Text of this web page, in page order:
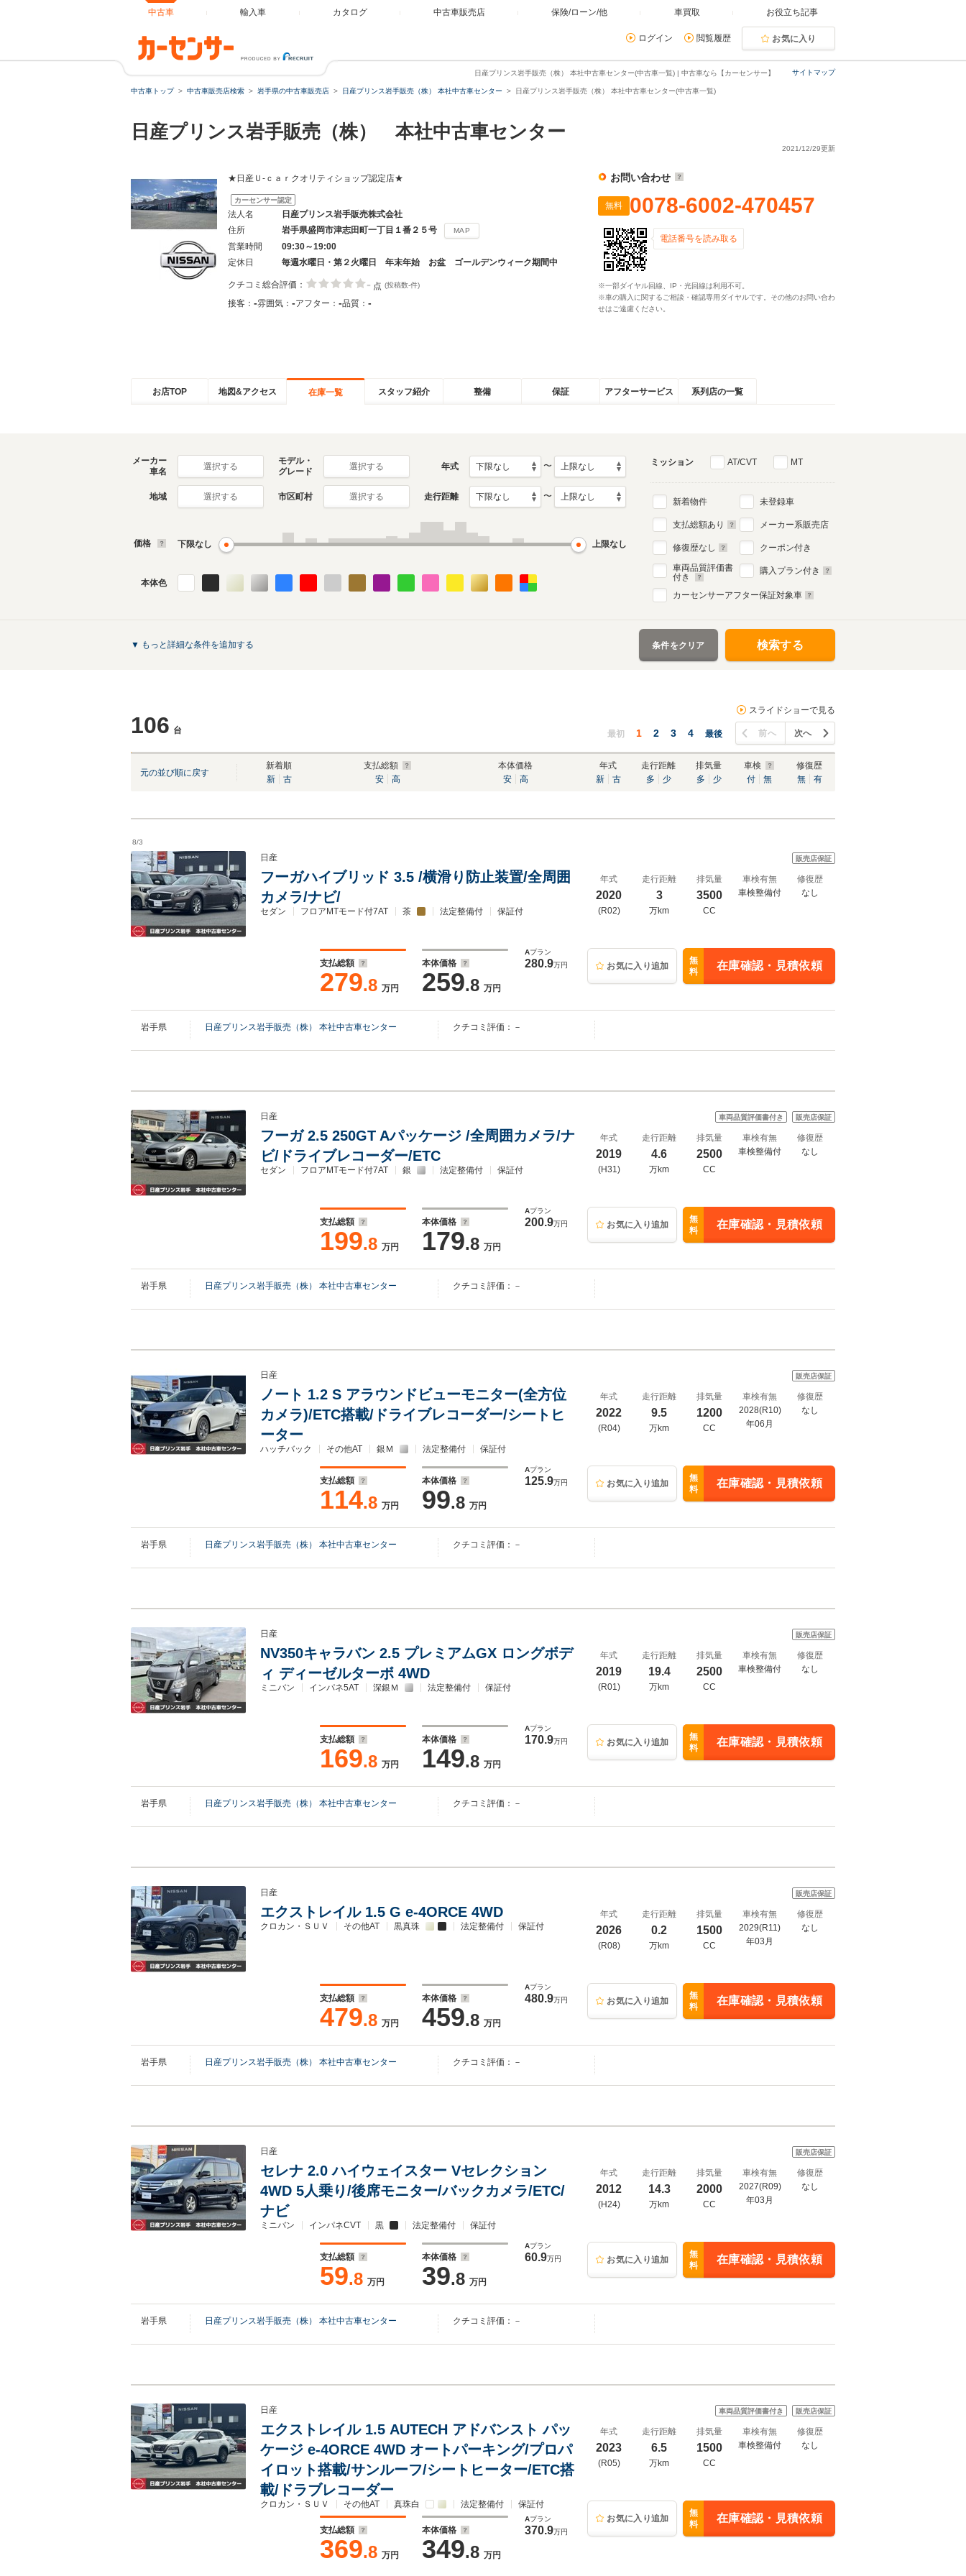
中古車 輸入車 カタログ 中古車販売店 保険/ローン/他 車買取 お役立ち記事
ログイン 閲覧履歴 お気に入り
サイトマップ
日産プリンス岩手販売（株） 本社中古車センター(中古車一覧) | 中古車なら【カーセンサー】
中古車トップ 中古車販売店検索 岩手県の中古車販売店 日産プリンス岩手販売（株） 本社中古車センター 日産プリンス岩手販売（株） 本社中古車センター(中古車一覧)
日産プリンス岩手販売（株） 本社中古車センター
2021/12/29更新
★日産Ｕ-ｃａｒクオリティショップ認定店★
カーセンサー認定
法人名
日産プリンス岩手販売株式会社
住所
岩手県盛岡市津志田町一丁目１番２５号 MAP
営業時間
09:30～19:00
定休日
毎週水曜日・第２火曜日 年末年始 お盆 ゴールデンウィーク期間中
クチコミ総合評価： - 点 (投稿数-件)
接客： -雰囲気： -アフター： -品質： -
お問い合わせ
無料 0078-6002-470457
電話番号を読み取る
※一部ダイヤル回線、IP・光回線は利用不可。
※車の購入に関するご相談・確認専用ダイヤルです。その他のお問い合わ
せはご遠慮ください。
お店TOP 地図&アクセス 在庫一覧 スタッフ紹介 整備 保証 アフターサービス 系列店の一覧
メーカー
車名
選択する
モデル・
グレード
選択する 年式 〜
地域 選択する 市区町村 選択する 走行距離 〜
価格 下限なし 上限なし
本体色
ミッション AT/CVT MT
新着物件
支払総額あり
修復歴なし
車両品質評価書
付き
未登録車
メーカー系販売店
クーポン付き
購入プラン付き
カーセンサーアフター保証対象車
▼ もっと詳細な条件を追加する 条件をクリア 検索する
106 台
スライドショーで見る
最初 1 2 3 4 最後 前へ 次へ
元の並び順に戻す
新着順
新
古
支払総額
安
高
本体価格
安
高
年式
新
古
走行距離
多
少
排気量
多
少
車検
付
無
修復歴
無
有
8/3
日産
フーガハイブリッド 3.5 /横滑り防止装置/全周囲
カメラ/ナビ/
セダン フロアMTモード付7AT 茶 法定整備付 保証付
支払総額
279.8 万円
本体価格
259.8 万円
Aプラン
280.9万円
販売店保証
年式
2020
(R02)
走行距離
3
万km
排気量
3500
CC
車検有無
車検整備付
修復歴
なし
お気に入り追加
無
料
在庫確認・見積依頼
岩手県 日産プリンス岩手販売（株） 本社中古車センター クチコミ評価：－
日産
フーガ 2.5 250GT Aパッケージ /全周囲カメラ/ナ
ビ/ドライブレコーダー/ETC
セダン フロアMTモード付7AT 銀 法定整備付 保証付
支払総額
199.8 万円
本体価格
179.8 万円
Aプラン
200.9万円
車両品質評価書付き 販売店保証
年式
2019
(H31)
走行距離
4.6
万km
排気量
2500
CC
車検有無
車検整備付
修復歴
なし
お気に入り追加
無
料
在庫確認・見積依頼
岩手県 日産プリンス岩手販売（株） 本社中古車センター クチコミ評価：－
日産
ノート 1.2 S アラウンドビューモニター(全方位
カメラ)/ETC搭載/ドライブレコーダー/シートヒ
ーター
ハッチバック その他AT 銀Ｍ 法定整備付 保証付
支払総額
114.8 万円
本体価格
99.8 万円
Aプラン
125.9万円
販売店保証
年式
2022
(R04)
走行距離
9.5
万km
排気量
1200
CC
車検有無
2028(R10)
年06月
修復歴
なし
お気に入り追加
無
料
在庫確認・見積依頼
岩手県 日産プリンス岩手販売（株） 本社中古車センター クチコミ評価：－
日産
NV350キャラバン 2.5 プレミアムGX ロングボデ
ィ ディーゼルターボ 4WD
ミニバン インパネ5AT 深銀Ｍ 法定整備付 保証付
支払総額
169.8 万円
本体価格
149.8 万円
Aプラン
170.9万円
販売店保証
年式
2019
(R01)
走行距離
19.4
万km
排気量
2500
CC
車検有無
車検整備付
修復歴
なし
お気に入り追加
無
料
在庫確認・見積依頼
岩手県 日産プリンス岩手販売（株） 本社中古車センター クチコミ評価：－
日産
エクストレイル 1.5 G e-4ORCE 4WD
クロカン・ＳＵＶ その他AT 黒真珠 法定整備付 保証付
支払総額
479.8 万円
本体価格
459.8 万円
Aプラン
480.9万円
販売店保証
年式
2026
(R08)
走行距離
0.2
万km
排気量
1500
CC
車検有無
2029(R11)
年03月
修復歴
なし
お気に入り追加
無
料
在庫確認・見積依頼
岩手県 日産プリンス岩手販売（株） 本社中古車センター クチコミ評価：－
日産
セレナ 2.0 ハイウェイスター Vセレクション
4WD 5人乗り/後席モニター/バックカメラ/ETC/
ナビ
ミニバン インパネCVT 黒 法定整備付 保証付
支払総額
59.8 万円
本体価格
39.8 万円
Aプラン
60.9万円
販売店保証
年式
2012
(H24)
走行距離
14.3
万km
排気量
2000
CC
車検有無
2027(R09)
年03月
修復歴
なし
お気に入り追加
無
料
在庫確認・見積依頼
岩手県 日産プリンス岩手販売（株） 本社中古車センター クチコミ評価：－
日産
エクストレイル 1.5 AUTECH アドバンスト パッ
ケージ e-4ORCE 4WD オートパーキング/プロパ
イロット搭載/サンルーフ/シートヒーター/ETC搭
載/ドラブレコーダー
クロカン・ＳＵＶ その他AT 真珠白 法定整備付 保証付
支払総額
369.8 万円
本体価格
349.8 万円
Aプラン
370.9万円
車両品質評価書付き 販売店保証
年式
2023
(R05)
走行距離
6.5
万km
排気量
1500
CC
車検有無
車検整備付
修復歴
なし
お気に入り追加
無
料
在庫確認・見積依頼